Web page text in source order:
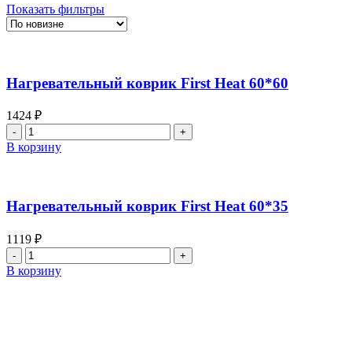
Показать фильтры
Нагревательный коврик First Heat 60*60
1424 ₽
Количество
товара
Heat
60*60
В корзину
Нагревательный коврик First Heat 60*35
1119 ₽
Количество
товара
Нагревательный
В корзину